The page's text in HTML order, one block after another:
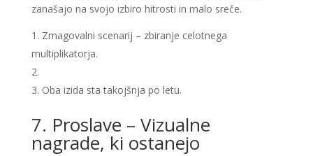
zanašajo na svojo izbiro hitrosti in malo sreče.
Zmagovalni scenarij – zbiranje celotnega
multiplikatorja.
Oba izida sta takojšnja po letu.
7. Proslave – Vizualne
nagrade, ki ostanejo